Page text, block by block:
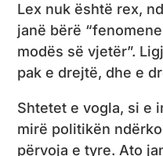
Lex nuk është rex,
janë bërë
modës së vjetër”.
pak e drejtë, dhe e
Shtetet e vogla, si e
mirë politikën
përvoja e tyre. Ato